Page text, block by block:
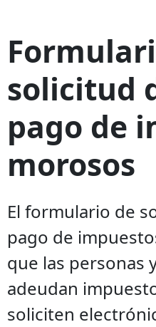
solicitud
pago de
morosos
El formulario de
pago de
que las personas
adeudan
soliciten